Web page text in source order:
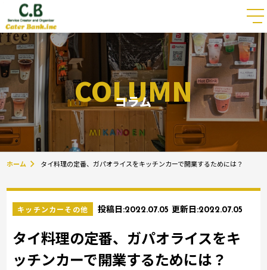
COLUMN
コラム
ホーム タイ料理の定番、ガパオライスをキッチンカーで開業するためには？
キッチンカーその他 投稿日:2022.07.05 更新日:2022.07.05
タイ料理の定番、ガパオライスをキ
ッチンカーで開業するためには？